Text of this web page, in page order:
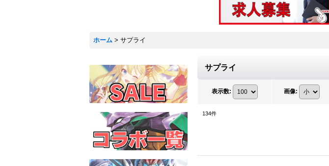
ホーム > サプライ
サプライ
表示数: 画像:
134件